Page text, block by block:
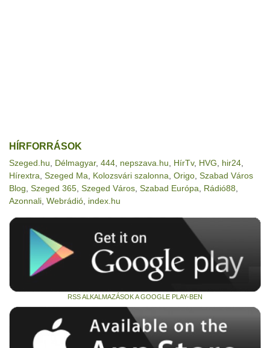
HÍRFORRÁSOK
Szeged.hu Délmagyar, 444 nepszava.hu HírTv, HVG hir24
Hírextra Szeged Ma Kolozsvári szalonna Origo Szabad Város
Blog Szeged 365 Szeged Város Szabad Európa Rádió88
Azonnali Webrádió index.hu
RSS ALKALMAZÁSOK A GOOGLE PLAY-BEN